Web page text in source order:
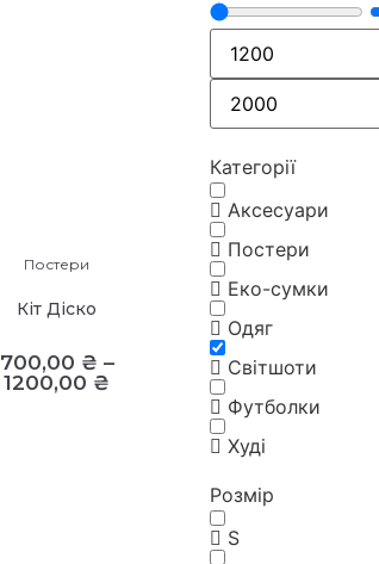
Постери
Кіт Діско
700,00 ₴ –
1200,00 ₴
Категорії
Аксесуари
Постери
Еко-сумки
Одяг
Світшоти
Футболки
Худі
Розмір
S